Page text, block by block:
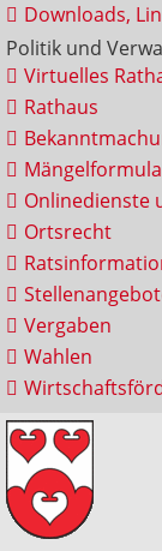
Downloads,
Politik und
Virtuelles
Rathaus
Onlinedienste
Ortsrecht
Vergaben
Wahlen